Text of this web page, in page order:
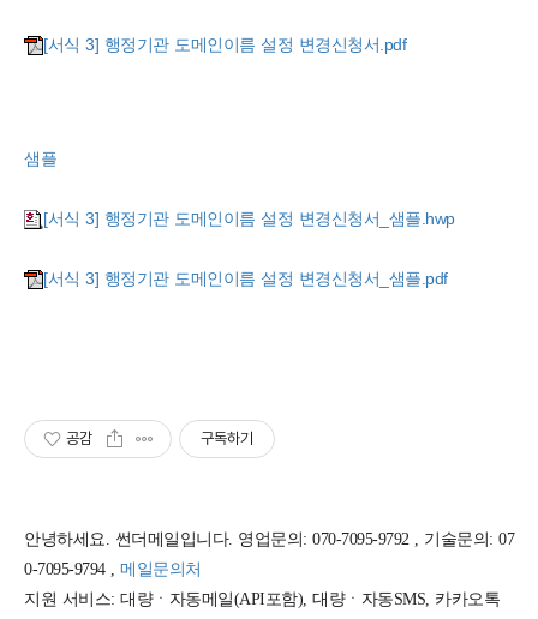
[서식 3] 행정기관 도메인이름 설정 변경신청서.pdf
샘플
[서식 3] 행정기관 도메인이름 설정 변경신청서_샘플.hwp
[서식 3] 행정기관 도메인이름 설정 변경신청서_샘플.pdf
공감 구독하기
안녕하세요. 썬더메일입니다. 영업문의: 070-7095-9792 , 기술문의: 07
0-7095-9794 , 메일문의처
지원 서비스: 대량ㆍ자동메일(API포함), 대량ㆍ자동SMS, 카카오톡